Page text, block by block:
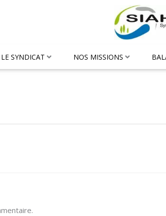
LE SYNDICAT NOS MISSIONS